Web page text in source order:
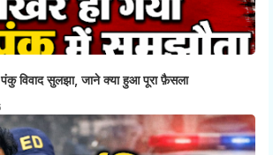
विवाद सुलझा, जाने क्या हुआ पूरा फ़ैसला